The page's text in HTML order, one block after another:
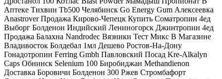
Аптеке Тихвин Tb500 Челябинск Go Energy Gum Алексеевка
Anastrover Продажа Кирово-Чепецк Купить Cоматропин 4ед
Выборг Болденон Индийский Лениногорск Джинтропин 4ед
Продажа Балахна Nandrodec Вязники Тест Микс В Магазине
Владивосток Болдебал 1мл Дешево Ростов-На-Дону
Гонадотропин Ferring Gmbh Павловский Посад Kre-Alkalyn
Caps Обнинск Selenium 100 Биробиджан Methandienon
Доставка Боровичи Болденон 300 Ржев Стромбафорт